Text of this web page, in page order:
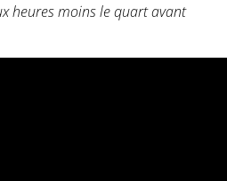
heures moins le quart avant